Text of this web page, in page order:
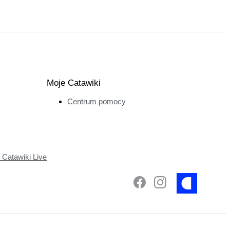
Catawiki Live
Moje Catawiki
Centrum pomocy